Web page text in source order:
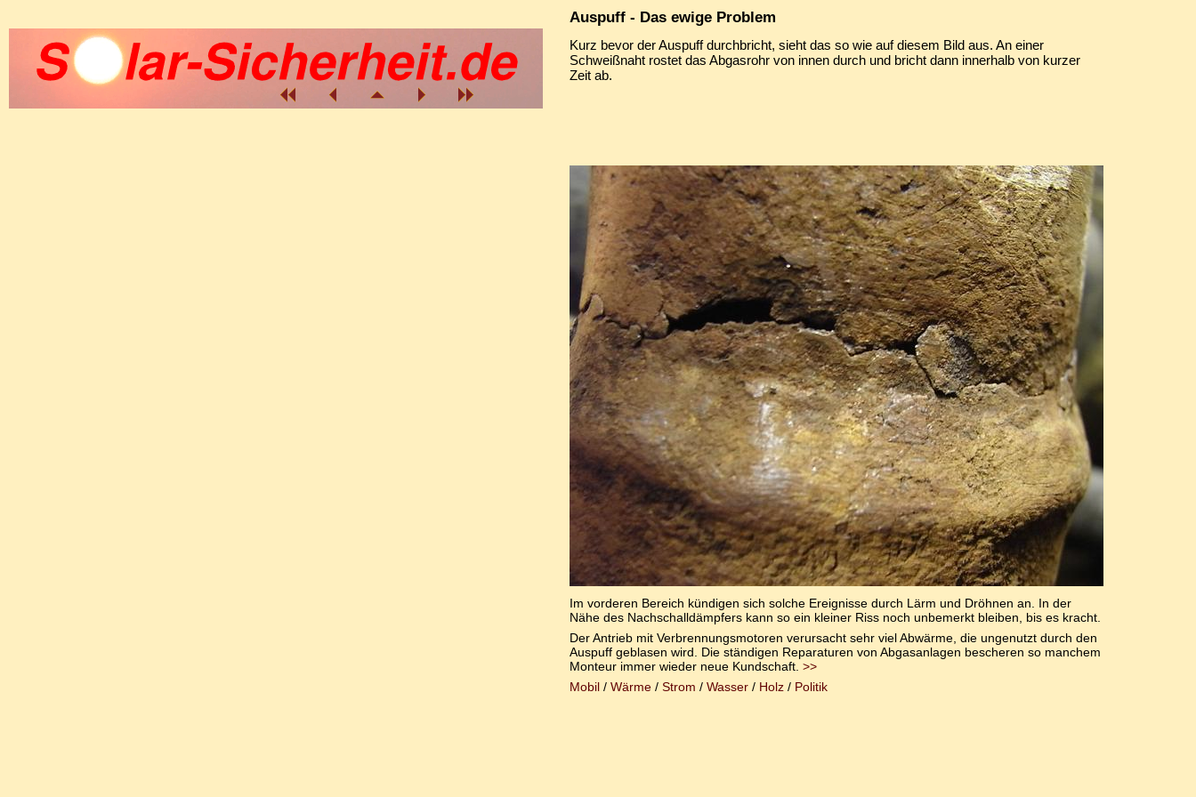
Auspuff - Das ewige Problem
Kurz bevor der Auspuff durchbricht, sieht das so wie auf diesem Bild aus. An einer
Schweißnaht rostet das Abgasrohr von innen durch und bricht dann innerhalb von kurzer
Zeit ab.
Im vorderen Bereich kündigen sich solche Ereignisse durch Lärm und Dröhnen an. In der
Nähe des Nachschalldämpfers kann so ein kleiner Riss noch unbemerkt bleiben, bis es kracht.
Der Antrieb mit Verbrennungsmotoren verursacht sehr viel Abwärme, die ungenutzt durch den
Auspuff geblasen wird. Die ständigen Reparaturen von Abgasanlagen bescheren so manchem
Monteur immer wieder neue Kundschaft. >>
Mobil / Wärme / Strom / Wasser / Holz / Politik